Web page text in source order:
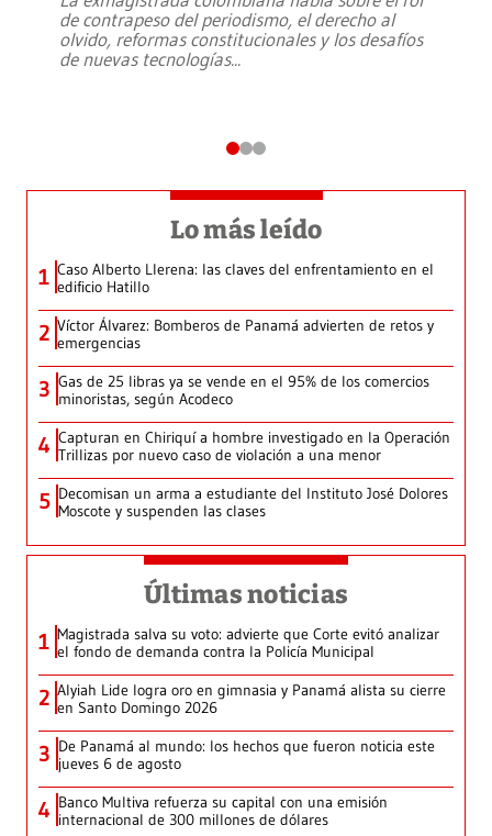
de contrapeso del periodismo, el derecho al
olvido, reformas constitucionales y los desafíos
de nuevas tecnologías...
Lo más leído
1 Caso Alberto Llerena: las claves del enfrentamiento en el
edificio Hatillo
2 Víctor Álvarez: Bomberos de Panamá advierten de retos y
emergencias
3 Gas de 25 libras ya se vende en el 95% de los comercios
minoristas, según Acodeco
4 Capturan en Chiriquí a hombre investigado en la Operación
Trillizas por nuevo caso de violación a una menor
5 Decomisan un arma a estudiante del Instituto José Dolores
Moscote y suspenden las clases
Últimas noticias
1 Magistrada salva su voto: advierte que Corte evitó analizar
el fondo de demanda contra la Policía Municipal
2 Alyiah Lide logra oro en gimnasia y Panamá alista su cierre
en Santo Domingo 2026
3 De Panamá al mundo: los hechos que fueron noticia este
jueves 6 de agosto
4 Banco Multiva refuerza su capital con una emisión
internacional de 300 millones de dólares